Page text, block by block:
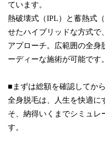
ています。
熱破壊式（IPL）と蓄熱式
せたハイブリッドな方式で
アプローチ。広範囲の全身
ーディーな施術が可能です。
■まずは総額を確認してか
全身脱毛は、人生を快適に
そ、納得いくまでシミュレ
す。